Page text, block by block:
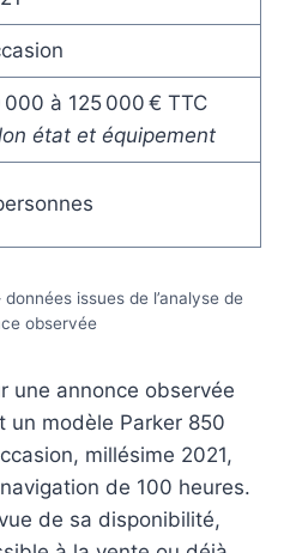
000 à 125 000 € TTC
état et équipement
issues de l’analyse de
observée
une annonce observée
un modèle Parker 850
millésime 2021,
de 100 heures.
de sa disponibilité,